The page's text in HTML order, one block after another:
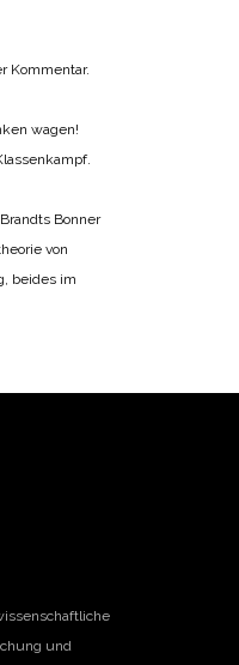
Kommentar.
wagen!
Bonner
von
beides im
und